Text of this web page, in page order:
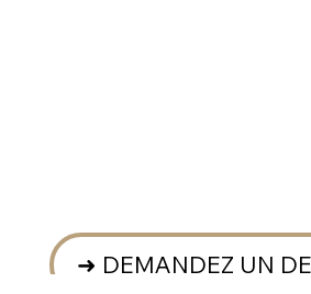
➜ DEMANDEZ UN